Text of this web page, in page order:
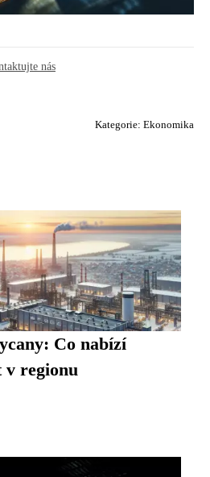
nás
Kategorie: Ekonomika
Co nabízí
v regionu